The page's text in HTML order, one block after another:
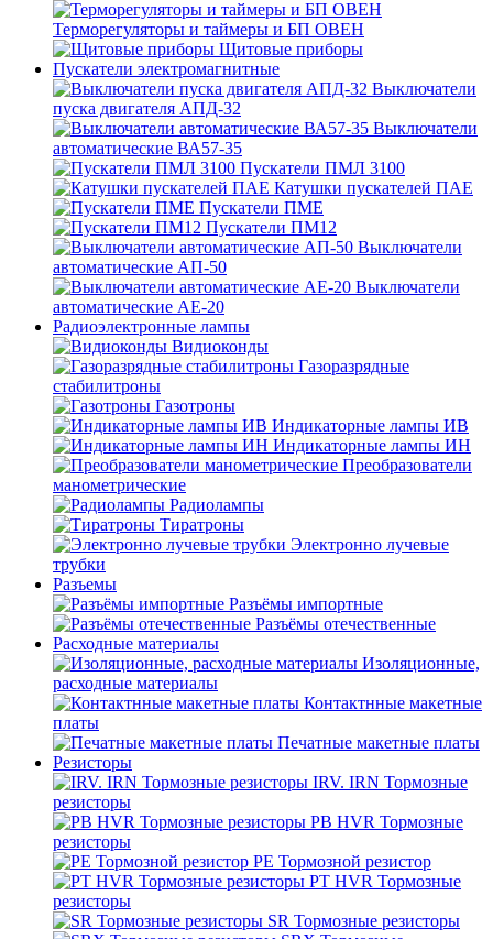
Терморегуляторы и таймеры и БП ОВЕН
Щитовые приборы
Пускатели электромагнитные
Выключатели
пуска двигателя АПД-32
Выключатели
автоматические ВА57-35
Пускатели ПМЛ 3100
Катушки пускателей ПАЕ
Пускатели ПМЕ
Пускатели ПМ12
Выключатели
автоматические АП-50
Выключатели
автоматические АЕ-20
Радиоэлектронные лампы
Видиоконды
Газоразрядные
стабилитроны
Газотроны
Индикаторные лампы ИВ
Индикаторные лампы ИН
Преобразователи
манометрические
Радиолампы
Тиратроны
Электронно лучевые
трубки
Разъемы
Разъёмы импортные
Разъёмы отечественные
Расходные материалы
Изоляционные,
расходные материалы
Контактнные макетные
платы
Печатные макетные платы
Резисторы
IRV. IRN Тормозные
резисторы
PB HVR Тормозные
резисторы
PE Тормозной резистор
PT HVR Тормозные
резисторы
SR Тормозные резисторы